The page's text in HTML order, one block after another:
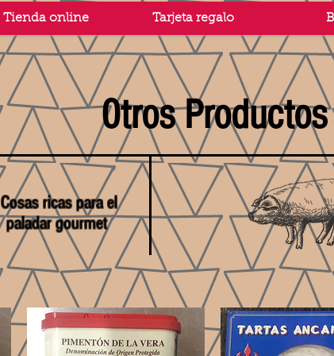
Tienda online Tarjeta regalo
0tros Productos
Cosas ricas para el
paladar gourmet